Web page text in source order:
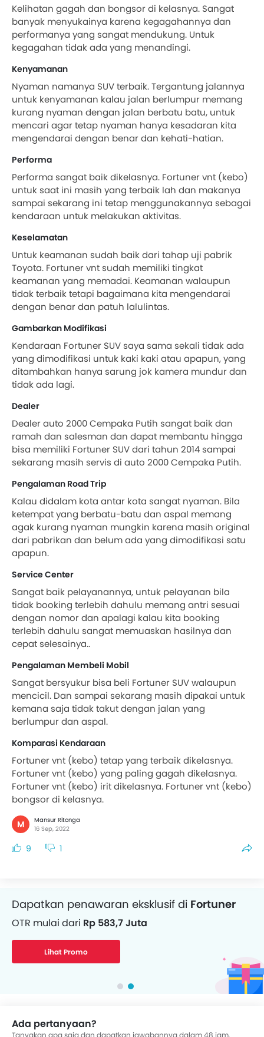
Kelihatan gagah dan bongsor di kelasnya. Sangat
banyak menyukainya karena kegagahannya dan
performanya yang sangat mendukung. Untuk
kegagahan tidak ada yang menandingi.
Kenyamanan
Nyaman namanya SUV terbaik. Tergantung jalannya
untuk kenyamanan kalau jalan berlumpur memang
kurang nyaman dengan jalan berbatu batu, untuk
mencari agar tetap nyaman hanya kesadaran kita
mengendarai dengan benar dan kehati-hatian.
Performa
Performa sangat baik dikelasnya. Fortuner vnt (kebo)
untuk saat ini masih yang terbaik lah dan makanya
sampai sekarang ini tetap menggunakannya sebagai
kendaraan untuk melakukan aktivitas.
Keselamatan
Untuk keamanan sudah baik dari tahap uji pabrik
Toyota. Fortuner vnt sudah memiliki tingkat
keamanan yang memadai. Keamanan walaupun
tidak terbaik tetapi bagaimana kita mengendarai
dengan benar dan patuh lalulintas.
Gambarkan Modifikasi
Kendaraan Fortuner SUV saya sama sekali tidak ada
yang dimodifikasi untuk kaki kaki atau apapun, yang
ditambahkan hanya sarung jok kamera mundur dan
tidak ada lagi.
Dealer
Dealer auto 2000 Cempaka Putih sangat baik dan
ramah dan salesman dan dapat membantu hingga
bisa memiliki Fortuner SUV dari tahun 2014 sampai
sekarang masih servis di auto 2000 Cempaka Putih.
Pengalaman Road Trip
Kalau didalam kota antar kota sangat nyaman. Bila
ketempat yang berbatu-batu dan aspal memang
agak kurang nyaman mungkin karena masih original
dari pabrikan dan belum ada yang dimodifikasi satu
apapun.
Service Center
Sangat baik pelayanannya, untuk pelayanan bila
tidak booking terlebih dahulu memang antri sesuai
dengan nomor dan apalagi kalau kita booking
terlebih dahulu sangat memuaskan hasilnya dan
cepat selesainya..
Pengalaman Membeli Mobil
Sangat bersyukur bisa beli Fortuner SUV walaupun
mencicil. Dan sampai sekarang masih dipakai untuk
kemana saja tidak takut dengan jalan yang
berlumpur dan aspal.
Komparasi Kendaraan
Fortuner vnt (kebo) tetap yang terbaik dikelasnya.
Fortuner vnt (kebo) yang paling gagah dikelasnya.
Fortuner vnt (kebo) irit dikelasnya. Fortuner vnt (kebo)
bongsor di kelasnya.
M
Mansur Ritonga
16 Sep, 2022
9 1
Dapatkan penawaran eksklusif di Fortuner
OTR mulai dari Rp 583,7 Juta
Lihat Promo
Ada pertanyaan?
Tanyakan apa saja dan dapatkan jawabannya dalam 48 jam.